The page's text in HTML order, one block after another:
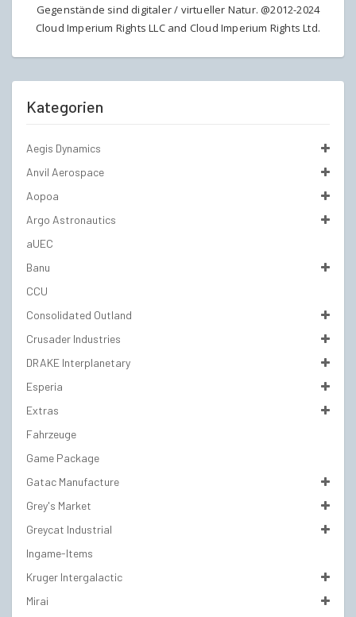
Gegenstände sind digitaler / virtueller Natur. @2012-2024
Cloud Imperium Rights LLC and Cloud Imperium Rights Ltd.
Kategorien
Aegis Dynamics
Anvil Aerospace
Aopoa
Argo Astronautics
aUEC
Banu
CCU
Consolidated Outland
Crusader Industries
DRAKE Interplanetary
Esperia
Extras
Fahrzeuge
Game Package
Gatac Manufacture
Grey's Market
Greycat Industrial
Ingame-Items
Kruger Intergalactic
Mirai